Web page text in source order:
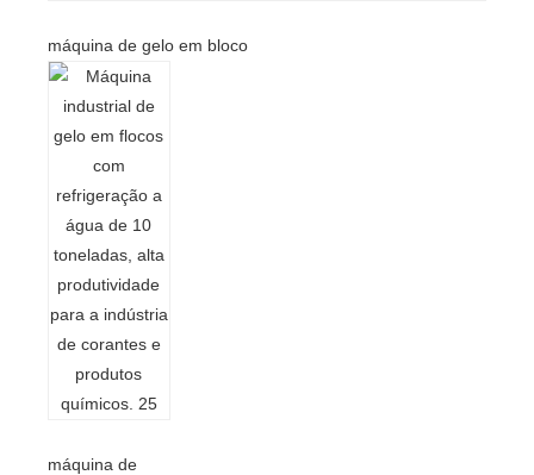
máquina de gelo em bloco
máquina de